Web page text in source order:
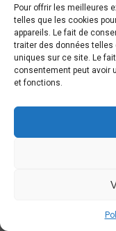
Pour offrir les meilleures
telles que les cookies
appareils. Le fait de
traiter des données telles
uniques sur ce site. Le
consentement peut avoir
et fonctions.